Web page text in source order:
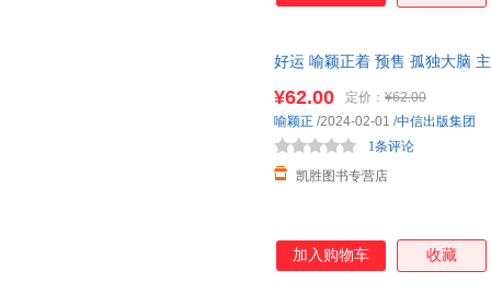
好运 喻颖正着 预售 孤独大脑
¥62.00 定价： ¥62.00
凯胜图书专营店
1条评论
喻颖正 /2024-02-01 /中信出版集团
加入购物车 收藏